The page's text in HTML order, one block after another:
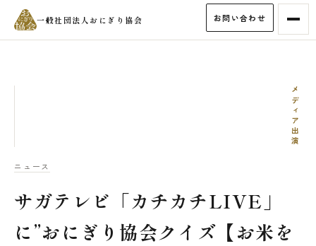
一般社団法人おにぎり協会 お問い合わせ
メディア出演
ニュース
サガテレビ「カチカチLIVE」
に”おにぎり協会クイズ【お米を